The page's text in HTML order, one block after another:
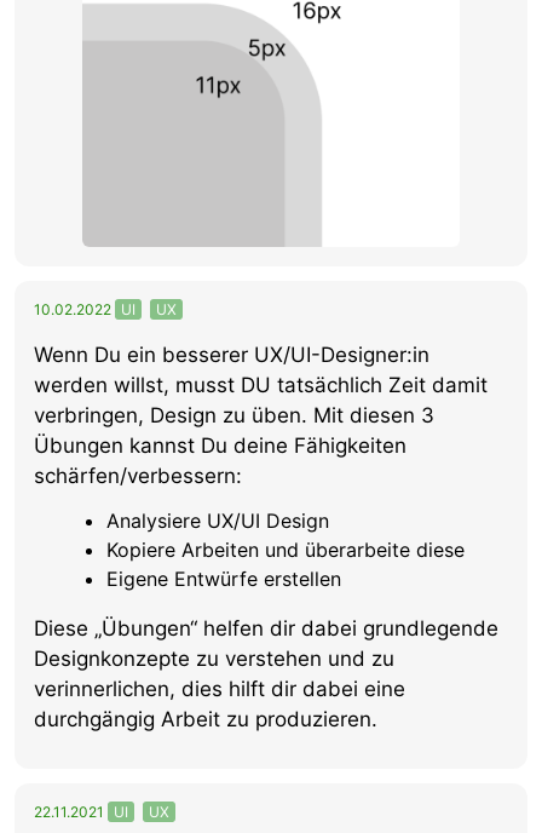
10.02.2022 UI UX
Wenn Du ein besserer UX/UI-Designer:in
werden willst, musst DU tatsächlich Zeit damit
verbringen, Design zu üben. Mit diesen 3
Übungen kannst Du deine Fähigkeiten
schärfen/verbessern:
Analysiere UX/UI Design
Kopiere Arbeiten und überarbeite diese
Eigene Entwürfe erstellen
Diese „Übungen“ helfen dir dabei grundlegende
Designkonzepte zu verstehen und zu
verinnerlichen, dies hilft dir dabei eine
durchgängig Arbeit zu produzieren.
22.11.2021 UI UX